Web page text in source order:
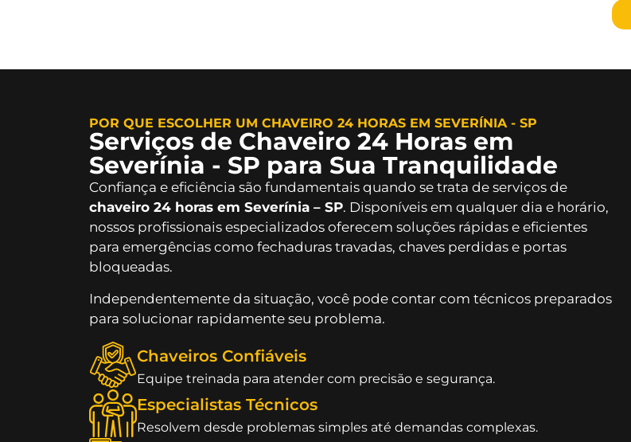
POR QUE ESCOLHER UM CHAVEIRO 24 HORAS EM SEVERÍNIA - SP
Serviços de Chaveiro 24 Horas em
Severínia - SP para Sua Tranquilidade
Confiança e eficiência são fundamentais quando se trata de serviços de
chaveiro 24 horas em Severínia – SP. Disponíveis em qualquer dia e horário,
nossos profissionais especializados oferecem soluções rápidas e eficientes
para emergências como fechaduras travadas, chaves perdidas e portas
bloqueadas.
Independentemente da situação, você pode contar com técnicos preparados
para solucionar rapidamente seu problema.
Chaveiros Confiáveis
Equipe treinada para atender com precisão e segurança.
Especialistas Técnicos
Resolvem desde problemas simples até demandas complexas.